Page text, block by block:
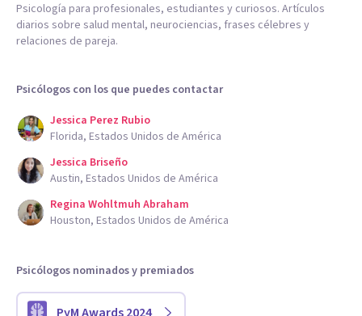
Psicología para profesionales, estudiantes y curiosos. Artículos
diarios sobre salud mental, neurociencias, frases célebres y
relaciones de pareja.
Psicólogos con los que puedes contactar
Jessica Perez Rubio
Florida, Estados Unidos de América
Jessica Briseño
Austin, Estados Unidos de América
Regina Wohltmuh Abraham
Houston, Estados Unidos de América
Psicólogos nominados y premiados